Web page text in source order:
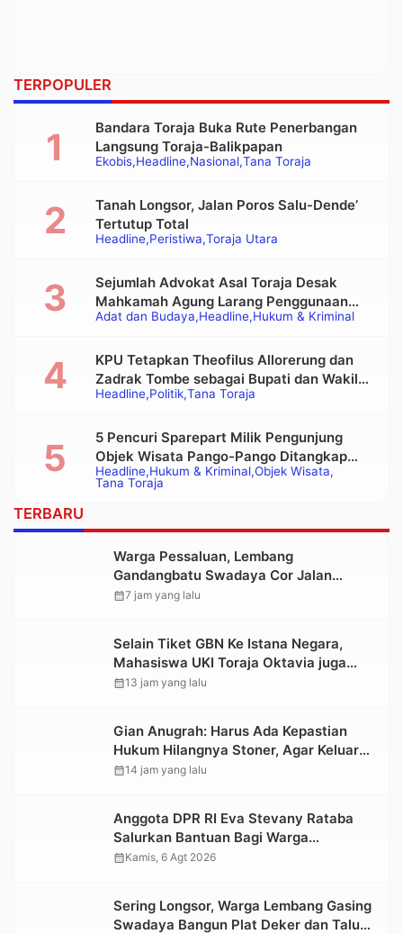
TERPOPULER
Ekobis Headline Nasional Tana Toraja
Bandara Toraja Buka Rute Penerbangan
Langsung Toraja-Balikpapan
Headline Peristiwa Toraja Utara
Tanah Longsor, Jalan Poros Salu-Dende’
Tertutup Total
Adat dan Budaya Headline Hukum & Kriminal
Sejumlah Advokat Asal Toraja Desak
Mahkamah Agung Larang Penggunaan
Alat Berat pada Eksekusi Rumah Adat
Headline Politik Tana Toraja
KPU Tetapkan Theofilus Allorerung dan
Zadrak Tombe sebagai Bupati dan Wakil
Bupati Tana Toraja Terpilih
Headline Hukum & Kriminal Objek Wisata
Tana Toraja
5 Pencuri Sparepart Milik Pengunjung
Objek Wisata Pango-Pango Ditangkap
Polisi
TERBARU
Warga Pessaluan, Lembang
Gandangbatu Swadaya Cor Jalan
Kabupaten
calendar_month7 jam yang lalu
Selain Tiket GBN Ke Istana Negara,
Mahasiswa UKI Toraja Oktavia juga
Lolos ke Pekan Seni Mahasiswa
calendar_month13 jam yang lalu
Gian Anugrah: Harus Ada Kepastian
Hukum Hilangnya Stoner, Agar Keluarga
tidak Larut dalam Trauma dan
calendar_month14 jam yang lalu
Anggota DPR RI Eva Stevany Rataba
Salurkan Bantuan Bagi Warga
Terdampak Longsor di Buntu Pepasan
calendar_monthKamis, 6 Agt 2026
Sering Longsor, Warga Lembang Gasing
Swadaya Bangun Plat Deker dan Talut